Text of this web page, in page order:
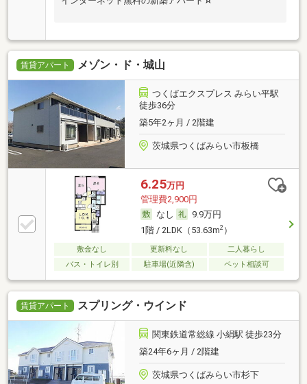
賃貸アパート メゾン・ド・城山
つくばエクスプレス みらい平駅
徒歩36分
築5年2ヶ月 / 2階建
茨城県つくばみらい市板橋
6.25万円
管理費2,900円
なし
9.9万円
1階 / 2LDK（53.63m2）
敷金なし 更新料なし
二人暮らし
バス・トイレ別
駐車場(近隣含) ペット相談可
賃貸アパート スプリング・ウインド
関東鉄道常総線 小絹駅 徒歩23分
築24年6ヶ月 / 2階建
茨城県つくばみらい市杉下